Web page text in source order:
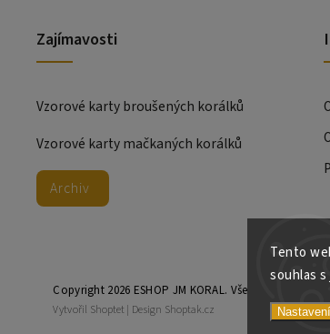
Tento
souhlas
Nastavení
Zajímavosti
Vzorové karty broušených korálků
Vzorové karty mačkaných korálků
Archiv
Copyright 2026 ESHOP JM KORAL. Všechna práva
Vytvořil Shoptet | Design Shoptak.cz